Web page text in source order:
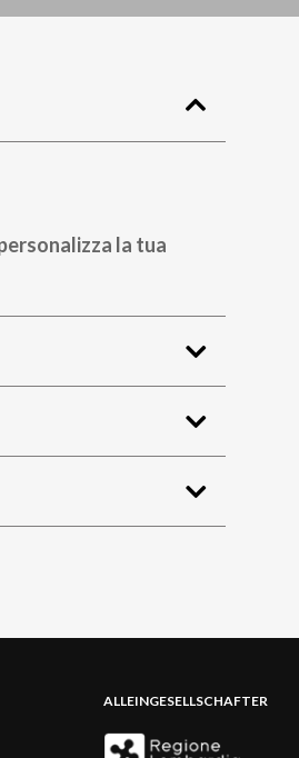
la tua
ALLEINGESELLSCHAFTER